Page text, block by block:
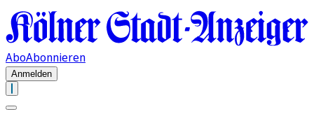
AboAbonnieren
Anmelden